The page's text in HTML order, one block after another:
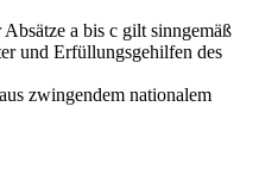
a bis c gilt sinngemäß
und Erfüllungsgehilfen des
zwingendem nationalem